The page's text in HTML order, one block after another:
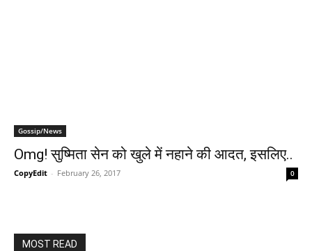
Gossip/News
Omg! सुष्‍मिता सेन को खुले में नहाने की आदत, इसलिए..
CopyEdit - February 26, 2017 0
MOST READ